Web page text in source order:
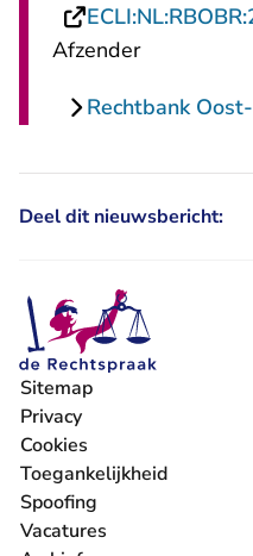
Afzender
Rechtbank
Deel dit nieuwsbericht:
Sitemap
Privacy
Cookies
Toegankelijkheid
Spoofing
Vacatures
- U verlaat Rechtspraak.nl